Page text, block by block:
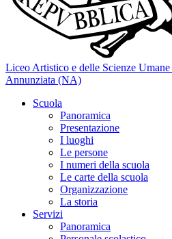
Liceo Artistico e delle Scienze Umane
Annunziata (NA)
Scuola
Panoramica
Presentazione
I luoghi
Le persone
I numeri della scuola
Le carte della scuola
Organizzazione
La storia
Servizi
Panoramica